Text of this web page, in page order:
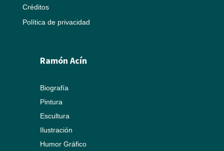
Créditos
Política de privacidad
Ramón Acín
Biografía
Pintura
Escultura
Ilustración
Humor Gráfico